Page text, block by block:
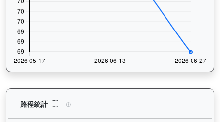
路程統計 正本巨星（L056）— 路程統計分析：查看香港